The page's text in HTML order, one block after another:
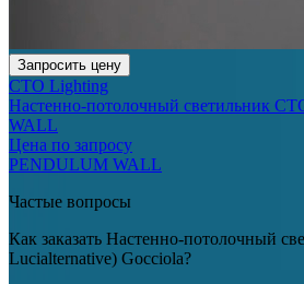
Запросить цену
CTO Lighting
Настенно-потолочный светильник
WALL
Цена по запросу
PENDULUM WALL
Частые вопросы
Как заказать Настенно-потолочный
Lucialternative) Gocciola?